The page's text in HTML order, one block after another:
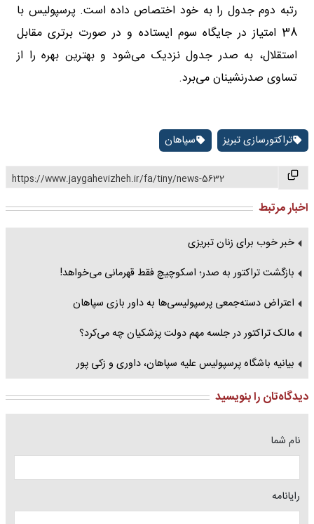
رتبه دوم جدول را به خود اختصاص داده است. پرسپولیس با
38 امتیاز در جایگاه سوم ایستاده و در صورت برتری مقابل
استقلال، به صدر جدول نزدیک می‌شود و بهترین بهره را از
تساوی صدرنشینان می‌برد.
تراکتورسازی تبریز سپاهان
https://www.jaygahevizheh.ir/fa/tiny/news-5632
اخبار مرتبط
خبر خوب برای زنان تبریزی
بازگشت تراکتور به صدر؛ اسکوچیچ فقط قهرمانی می‌خواهد!
اعتراض دسته‌جمعی پرسپولیسی‌ها به داور بازی سپاهان
مالک تراکتور در جلسه مهم دولت پزشکیان چه می‌کرد؟
بیانیه باشگاه پرسپولیس علیه سپاهان، داوری و زکی‌ پور
دیدگاه‌تان را بنویسید
نام شما
رایانامه